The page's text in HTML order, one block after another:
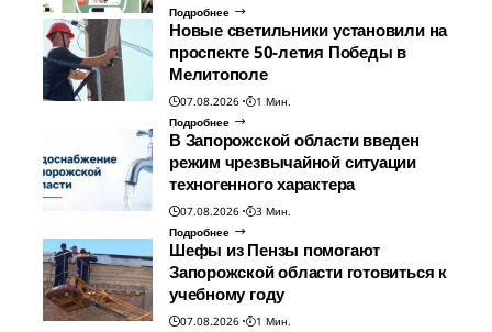
Подробнее
Новые светильники установили на
проспекте 50-летия Победы в
Мелитополе
07.08.2026
1 Мин.
Подробнее
В Запорожской области введен
режим чрезвычайной ситуации
техногенного характера
07.08.2026
3 Мин.
Подробнее
Шефы из Пензы помогают
Запорожской области готовиться к
учебному году
07.08.2026
1 Мин.